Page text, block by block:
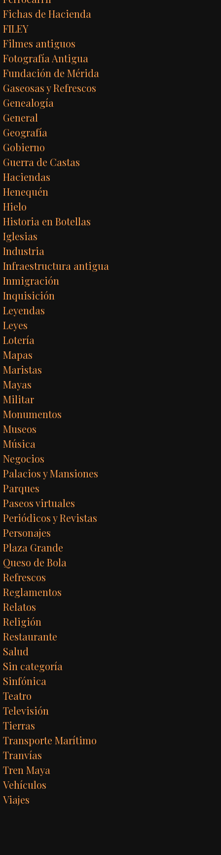
Fichas de Hacienda
FILEY
Filmes antiguos
Fotografía Antigua
Fundación de Mérida
Gaseosas y Refrescos
Genealogía
General
Geografía
Gobierno
Guerra de Castas
Haciendas
Henequén
Hielo
Historia en Botellas
Iglesias
Industria
Infraestructura antigua
Inmigración
Inquisición
Leyendas
Leyes
Lotería
Mapas
Maristas
Mayas
Militar
Monumentos
Museos
Música
Negocios
Palacios y Mansiones
Parques
Paseos virtuales
Periódicos y Revistas
Personajes
Plaza Grande
Queso de Bola
Refrescos
Reglamentos
Relatos
Religión
Restaurante
Salud
Sin categoría
Sinfónica
Teatro
Televisión
Tierras
Transporte Marítimo
Tranvías
Tren Maya
Vehículos
Viajes